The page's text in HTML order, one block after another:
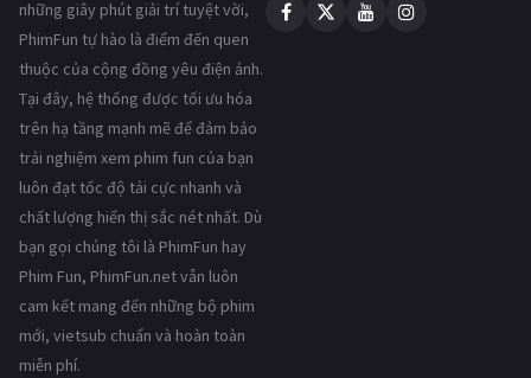
những giây phút giải trí tuyệt vời,
PhimFun tự hào là điểm đến quen
thuộc của cộng đồng yêu điện ảnh.
Tại đây, hệ thống được tối ưu hóa
trên hạ tầng mạnh mẽ để đảm bảo
trải nghiệm xem phim fun của bạn
luôn đạt tốc độ tải cực nhanh và
chất lượng hiển thị sắc nét nhất. Dù
bạn gọi chúng tôi là PhimFun hay
Phim Fun, PhimFun.net vẫn luôn
cam kết mang đến những bộ phim
mới, vietsub chuẩn và hoàn toàn
miễn phí.